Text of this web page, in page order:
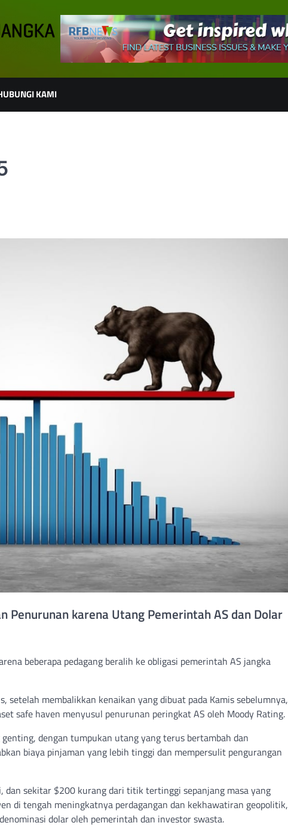
KAMI
Penurunan karena Utang Pemerintah AS dan Dolar
beberapa pedagang beralih ke obligasi pemerintah AS jangka
setelah membalikkan kenaikan yang dibuat pada Kamis sebelumnya,
safe haven menyusul penurunan peringkat AS oleh Moody Rating.
dengan tumpukan utang yang terus bertambah dan
biaya pinjaman yang lebih tinggi dan mempersulit pengurangan
sekitar $200 kurang dari titik tertinggi sepanjang masa yang
di tengah meningkatnya perdagangan dan kekhawatiran geopolitik,
dolar oleh pemerintah dan investor swasta.